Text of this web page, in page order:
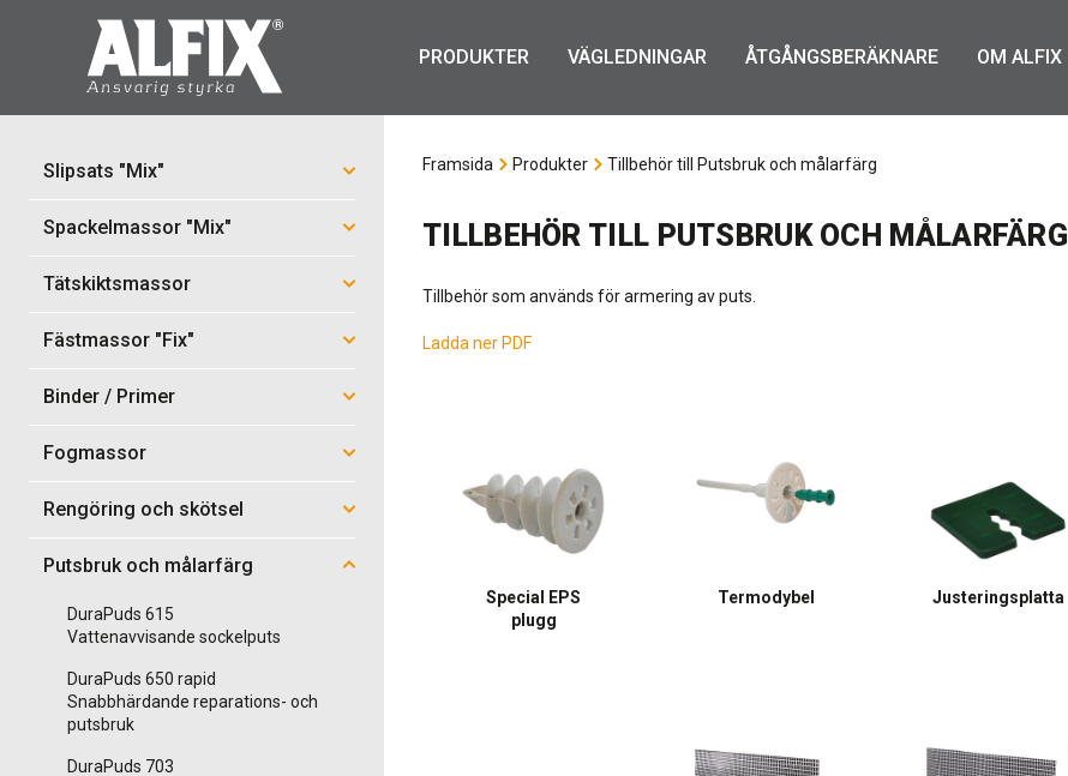
PRODUKTER VÄGLEDNINGAR ÅTGÅNGSBERÄKNARE OM ALFIX
Slipsats "Mix"
Spackelmassor "Mix"
Tätskiktsmassor
Fästmassor "Fix"
Binder / Primer
Fogmassor
Rengöring och skötsel
Putsbruk och målarfärg
DuraPuds 615
Vattenavvisande sockelputs
DuraPuds 650 rapid
Snabbhärdande reparations- och
putsbruk
DuraPuds 703
Framsida Produkter Tillbehör till Putsbruk och målarfärg
TILLBEHÖR TILL PUTSBRUK OCH MÅLARFÄRG
Tillbehör som används för armering av puts.
Ladda ner PDF
Special EPS
plugg
Termodybel Justeringsplatta